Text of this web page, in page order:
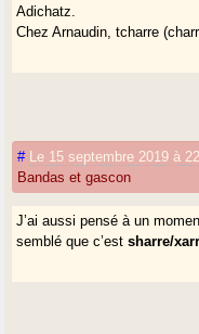
Adichatz.
Chez Arnaudin, tcharre
# Le 15 septembre 2019 à
Bandas et gascon
J’ai aussi pensé à un
semblé que c’estsharre/